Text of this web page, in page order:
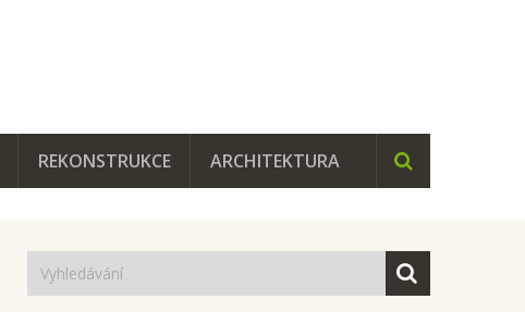
REKONSTRUKCE ARCHITEKTURA